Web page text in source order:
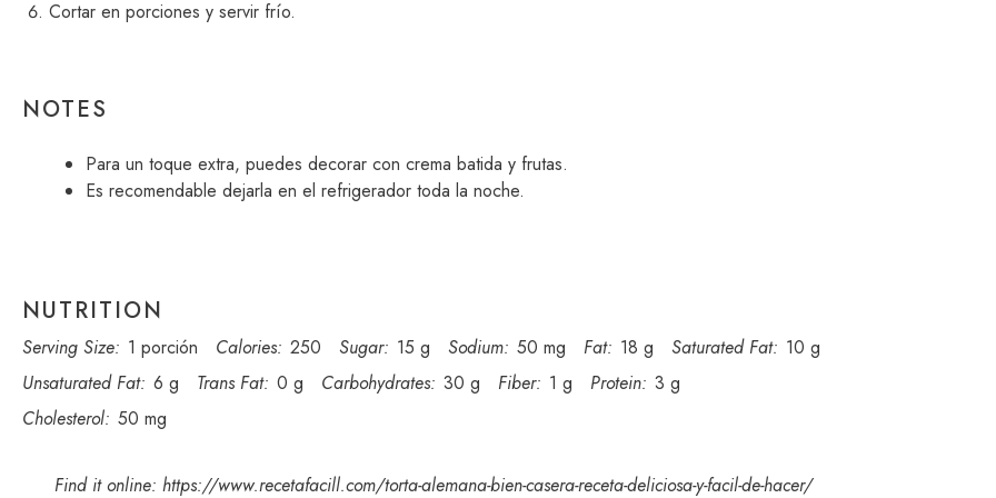
Cortar en porciones y servir frío.
NOTES
Para un toque extra, puedes decorar con crema batida y frutas.
Es recomendable dejarla en el refrigerador toda la noche.
NUTRITION
Serving Size: 1 porción Calories: 250 Sugar: 15 g Sodium: 50 mg Fat: 18 g Saturated Fat: 10 g
Unsaturated Fat: 6 g Trans Fat: 0 g Carbohydrates: 30 g Fiber: 1 g Protein: 3 g
Cholesterol: 50 mg
Find it online: https://www.recetafacill.com/torta-alemana-bien-casera-receta-deliciosa-y-facil-de-hacer/